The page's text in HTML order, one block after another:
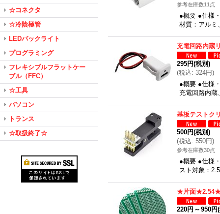
☆コネクタ
☆冷陰極管
LEDバックライト
プログラミング
フレキシブルフラットケー
ブル（FFC）
☆工具
パソコン
トランス
☆取扱終了☆
参考在庫数11点
●概要 ●仕様
材質：アル
充電回路内蔵
295円(税別)
(税込: 324円)
●概要 ●仕様
充電回路内蔵
基板テストク
500円(税別)
(税込: 550円)
参考在庫数30点
●概要 ●仕様
スト対象：
★片面★2.54★
220円 ～ 950円